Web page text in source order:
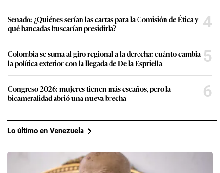
Senado: ¿Quiénes serían las cartas para la Comisión de Ética y
qué bancadas buscarían presidirla?
4
Colombia se suma al giro regional a la derecha: cuánto cambia
la política exterior con la llegada de De la Espriella
5
Congreso 2026: mujeres tienen más escaños, pero la
bicameralidad abrió una nueva brecha
6
Lo último en Venezuela